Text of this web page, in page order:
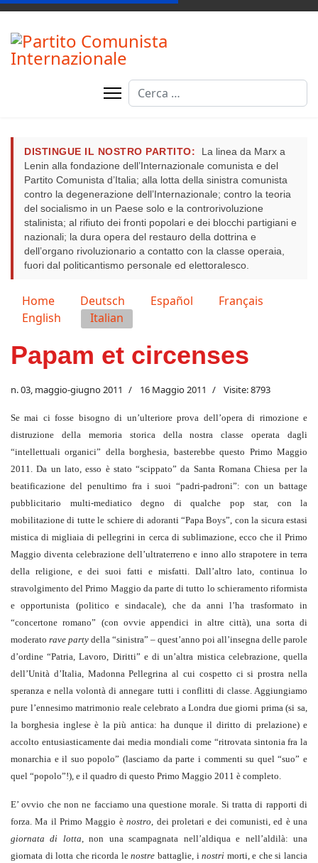
Cerca
DISTINGUE IL NOSTRO PARTITO:
La linea da Marx a
Lenin alla fondazione dell’Internazionale comunista e del
Partito Comunista d’Italia; alla lotta della sinistra comunista
contro la degenerazione dell’Internazionale; contro la teoria
del socialismo in un Paese solo e la controrivoluzione
stalinista; al rifiuto dei fronti popolari e dei blocchi partigiani e
nazionali; la dura opera del restauro della dottrina e
dell’organo rivoluzionario a contatto con la classe operaia,
fuori dal politicantismo personale ed elettoralesco.
Seleziona la tua lingua
Home Deutsch Español
Français
English
Italian
Papam et circenses
n. 03, maggio-giugno 2011 16 Maggio 2011 Visite: 8793
Se mai ci fosse bisogno di un’ulteriore prova dell’opera di rimozione e
distruzione della memoria storica della nostra classe operata dagli
“intellettuali organici” della borghesia, basterebbe questo Primo Maggio
2011. Da un lato, esso è stato “scippato” da Santa Romana Chiesa per la
beatificazione del penultimo fra i suoi “padri-padroni”: con un battage
pubblicitario multi-mediatico degno di qualche pop star, con la
mobilitazione di tutte le schiere di adoranti “Papa Boys”, con la sicura estasi
mistica di migliaia di pellegrini in cerca di sublimazione, ecco che il Primo
Maggio diventa celebrazione dell’ultraterreno e inno allo strapotere in terra
della religione, e dei suoi fatti e misfatti. Dall’altro lato, continua lo
stravolgimento del Primo Maggio da parte di tutto lo schieramento riformista
e opportunista (politico e sindacale), che da anni l’ha trasformato in
“concertone romano” (con ovvie appendici in altre città), una sorta di
moderato rave party della “sinistra” – quest’anno poi all’insegna delle parole
d’ordine “Patria, Lavoro, Diritti” e di un’altra mistica celebrazione, quella
dell’Unità d’Italia, Madonna Pellegrina al cui cospetto ci si prostra nella
speranza e nella volontà di annegare tutti i conflitti di classe. Aggiungiamo
pure l’ennesimo matrimonio reale celebrato a Londra due giorni prima (si sa,
la borghesia inglese è la più antica: ha dunque il diritto di prelazione) e
accolto entusiasticamente dai media mondiali come “ritrovata sintonia fra la
monarchia e il suo popolo” (lasciamo da parte i commenti su quel “suo” e
quel “popolo”!), e il quadro di questo Primo Maggio 2011 è completo.
E’ ovvio che non ne facciamo una questione morale. Si tratta di rapporti di
forza. Ma il Primo Maggio ènostro, dei proletari e dei comunisti, ed è una
giornata di lotta, non una scampagnata nell’aldiqua e nell’aldilà: una
giornata di lotta che ricorda lenostre battaglie, inostri morti, e che si lancia